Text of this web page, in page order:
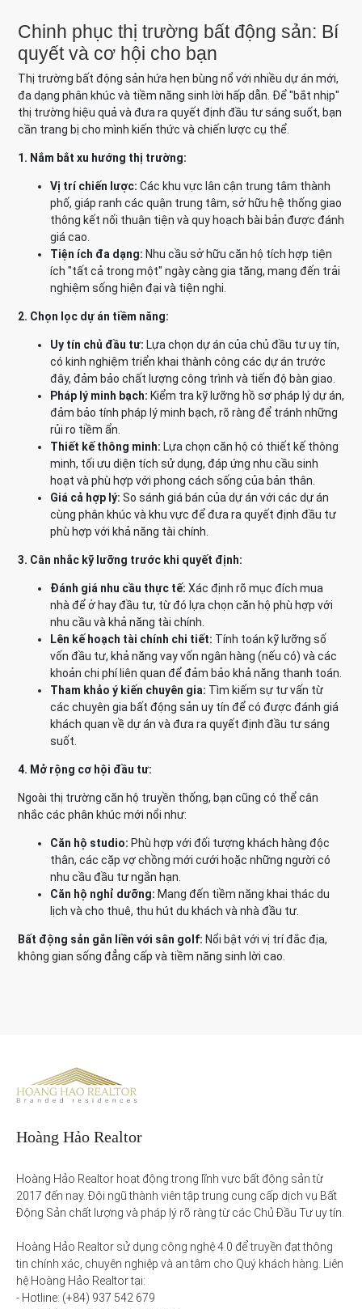
Chinh phục thị trường bất động sản: Bí
quyết và cơ hội cho bạn
Thị trường bất động sản hứa hẹn bùng nổ với nhiều dự án mới,
đa dạng phân khúc và tiềm năng sinh lời hấp dẫn. Để "bắt nhịp"
thị trường hiệu quả và đưa ra quyết định đầu tư sáng suốt, bạn
cần trang bị cho mình kiến thức và chiến lược cụ thể.
1. Nắm bắt xu hướng thị trường:
Vị trí chiến lược: Các khu vực lân cận trung tâm thành
phố, giáp ranh các quận trung tâm, sở hữu hệ thống giao
thông kết nối thuận tiện và quy hoạch bài bản được đánh
giá cao.
Tiện ích đa dạng: Nhu cầu sở hữu căn hộ tích hợp tiện
ích "tất cả trong một" ngày càng gia tăng, mang đến trải
nghiệm sống hiện đại và tiện nghi.
2. Chọn lọc dự án tiềm năng:
Uy tín chủ đầu tư: Lựa chọn dự án của chủ đầu tư uy tín,
có kinh nghiệm triển khai thành công các dự án trước
đây, đảm bảo chất lượng công trình và tiến độ bàn giao.
Pháp lý minh bạch: Kiểm tra kỹ lưỡng hồ sơ pháp lý dự án,
đảm bảo tính pháp lý minh bạch, rõ ràng để tránh những
rủi ro tiềm ẩn.
Thiết kế thông minh: Lựa chọn căn hộ có thiết kế thông
minh, tối ưu diện tích sử dụng, đáp ứng nhu cầu sinh
hoạt và phù hợp với phong cách sống của bản thân.
Giá cả hợp lý: So sánh giá bán của dự án với các dự án
cùng phân khúc và khu vực để đưa ra quyết định đầu tư
phù hợp với khả năng tài chính.
3. Cân nhắc kỹ lưỡng trước khi quyết định:
Đánh giá nhu cầu thực tế: Xác định rõ mục đích mua
nhà để ở hay đầu tư, từ đó lựa chọn căn hộ phù hợp với
nhu cầu và khả năng tài chính.
Lên kế hoạch tài chính chi tiết: Tính toán kỹ lưỡng số
vốn đầu tư, khả năng vay vốn ngân hàng (nếu có) và các
khoản chi phí liên quan để đảm bảo khả năng thanh toán.
Tham khảo ý kiến chuyên gia: Tìm kiếm sự tư vấn từ
các chuyên gia bất động sản uy tín để có được đánh giá
khách quan về dự án và đưa ra quyết định đầu tư sáng
suốt.
4. Mở rộng cơ hội đầu tư:
Ngoài thị trường căn hộ truyền thống, bạn cũng có thể cân
nhắc các phân khúc mới nổi như:
Căn hộ studio: Phù hợp với đối tượng khách hàng độc
thân, các cặp vợ chồng mới cưới hoặc những người có
nhu cầu đầu tư ngắn hạn.
Căn hộ nghỉ dưỡng: Mang đến tiềm năng khai thác du
lịch và cho thuê, thu hút du khách và nhà đầu tư.
Bất động sản gắn liền với sân golf: Nổi bật với vị trí đắc địa,
không gian sống đẳng cấp và tiềm năng sinh lời cao.
Hoàng Hảo Realtor
Hoàng Hảo Realtor hoạt động trong lĩnh vực bất động sản từ
2017 đến nay. Đội ngũ thành viên tập trung cung cấp dịch vụ Bất
Động Sản chất lượng và pháp lý rõ ràng từ các Chủ Đầu Tư uy tín.
Hoàng Hảo Realtor sử dụng công nghệ 4.0 để truyền đạt thông
tin chính xác, chuyên nghiệp và an tâm cho Quý khách hàng. Liên
hệ Hoàng Hảo Realtor tại:
- Hotline: (+84) 937 542 679